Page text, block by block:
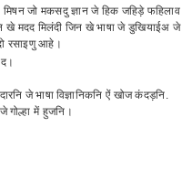
जो मकसदु ज्ञान जे हिक जहिड़े
खे मदद मिलंदी जिन खे भाषा जे
रसाइणु आहे।
जे भाषा विज्ञानिकनि ऐं खोज कंदड़नि.
गोल्हा में हुजनि।